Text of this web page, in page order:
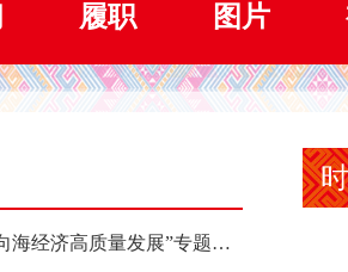
履职 图片
自治区政协召开“推动向海经济高质量发展”专题调研座谈会 钱学明出席并讲话